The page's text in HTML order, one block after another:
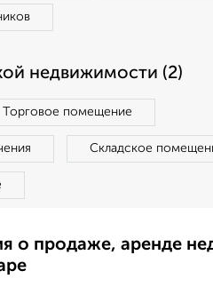
недвижимости (2)
Торговое помещение
Складское
о продаже, аренде